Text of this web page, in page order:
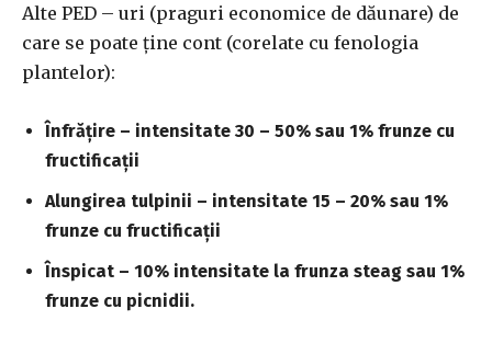
Alte PED – uri (praguri economice de dăunare) de
care se poate ține cont (corelate cu fenologia
plantelor):
Înfrățire – intensitate 30 – 50% sau 1% frunze cu
fructificații
Alungirea tulpinii – intensitate 15 – 20% sau 1%
frunze cu fructificații
Înspicat – 10% intensitate la frunza steag sau 1%
frunze cu picnidii.